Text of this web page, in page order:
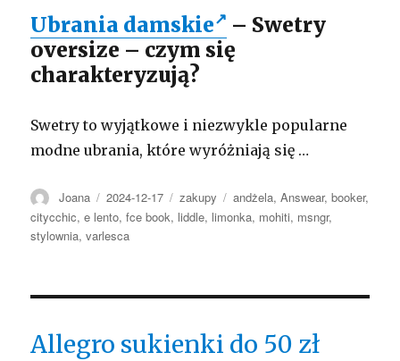
Ubrania damskie
– Swetry
oversize – czym się
charakteryzują?
Swetry to wyjątkowe i niezwykle popularne
modne ubrania, które wyróżniają się …
Autor
Joana Opublikowano
2024-12-17 Kategorie
zakupy Tagi
andżela,Answear,booker,
citycchic,e lento,fce book, liddle, limonka, mohiti, msngr,
stylownia,varlesca
Allegro sukienki do 50 zł